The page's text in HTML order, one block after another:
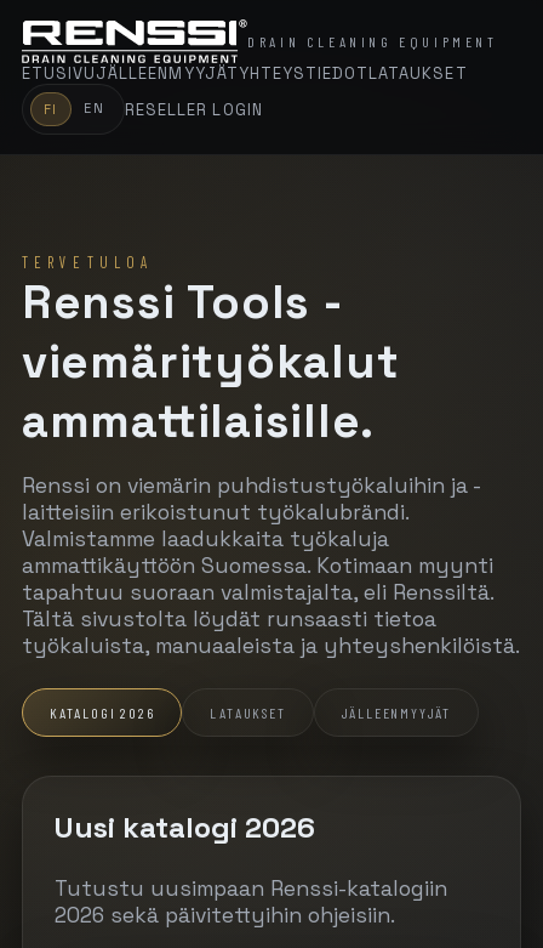
DRAIN CLEANING EQUIPMENT
ETUSIVUJÄLLEENMYYJÄTYHTEYSTIEDOTLATAUKSET
FI EN RESELLER LOGIN
TERVETULOA
Renssi Tools -
viemärityökalut
ammattilaisille.
Renssi on viemärin puhdistustyökaluihin ja -
laitteisiin erikoistunut työkalubrändi.
Valmistamme laadukkaita työkaluja
ammattikäyttöön Suomessa. Kotimaan myynti
tapahtuu suoraan valmistajalta, eli Renssiltä.
Tältä sivustolta löydät runsaasti tietoa
työkaluista, manuaaleista ja yhteyshenkilöistä.
KATALOGI 2026 LATAUKSET JÄLLEENMYYJÄT
Uusi katalogi 2026
Tutustu uusimpaan Renssi-katalogiin
2026 sekä päivitettyihin ohjeisiin.